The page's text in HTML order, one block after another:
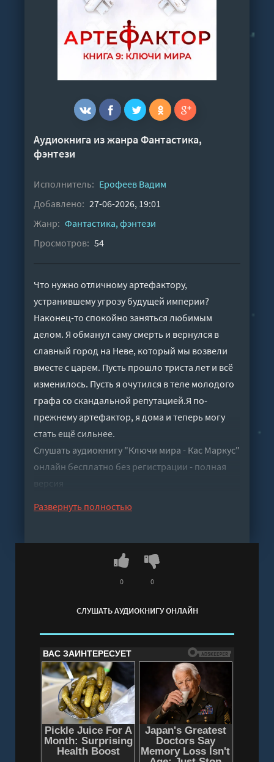
Аудиокнига из жанраФантастика,
фэнтези
Исполнитель: Ерофеев Вадим
Добавлено: 27-06-2026, 19:01
Жанр: Фантастика, фэнтези
Просмотров: 54
Что нужно отличному артефактору,
устранившему угрозу будущей империи?
Наконец-то спокойно заняться любимым
делом. Я обманул саму смерть и вернулся в
славный город на Неве, который мы возвели
вместе с царем. Пусть прошло триста лет и всё
изменилось. Пусть я очутился в теле молодого
графа со скандальной репутацией.Я по-
прежнему артефактор, я дома и теперь могу
стать ещё сильнее.
Слушать аудиокнигу "Ключи мира - Кас Маркус"
онлайн бесплатно без регистрации - полная
версия
Развернуть полностью
СЛУШАТЬ АУДИОКНИГУ ОНЛАЙН
0 0